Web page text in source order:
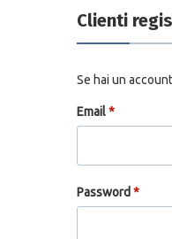
Clienti
Se hai un
Email*
Password *